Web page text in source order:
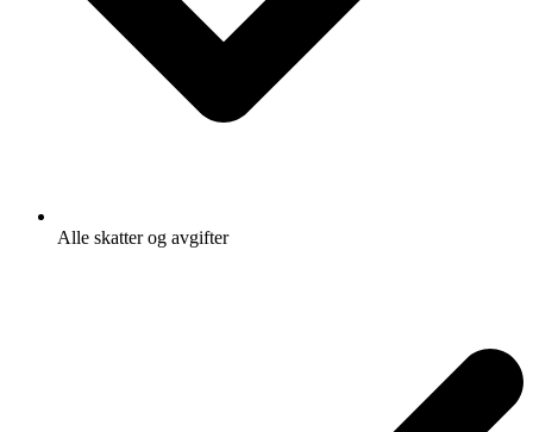
Alle skatter og avgifter